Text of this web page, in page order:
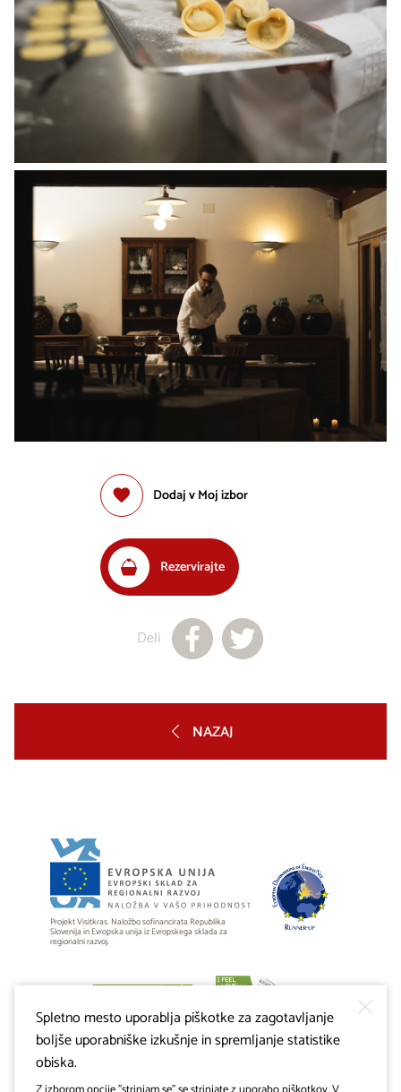
Dodaj v Moj izbor
Rezervirajte
Deli
NAZAJ
Projekt Visitkras. Naložbo sofinancirata Republika
Slovenija in Evropska unija iz Evropskega sklada za
regionalni razvoj.
Spletno mesto uporablja piškotke za zagotavljanje
boljše uporabniške izkušnje in spremljanje statistike
obiska.